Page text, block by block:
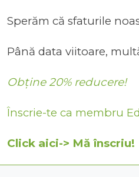
Sperăm că sfaturile
Până data viitoare,
Obține 20% reducere!
Înscrie-te ca membru
Click aici-> Mă înscriu!